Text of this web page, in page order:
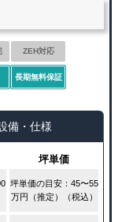
ZEH対応
長期無料保証
備・仕様
坪単価
坪単価の目安：45〜55
万円（推定）（税込）